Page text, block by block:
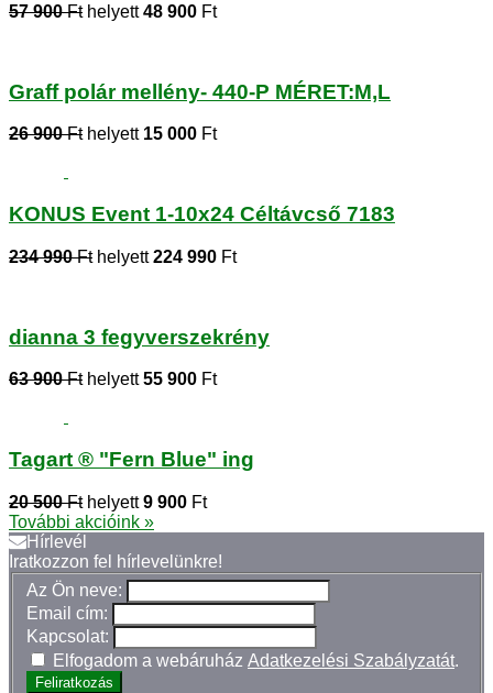
57 900 Fthelyett48 900 Ft
Graff polár mellény- 440-P MÉRET:M,L
26 900 Fthelyett 15 000 Ft
KONUS Event 1-10x24 Céltávcső 7183
234 990 Fthelyett224 990 Ft
dianna 3 fegyverszekrény
63 900 Fthelyett55 900 Ft
Tagart ® "Fern Blue" ing
20 500 Fthelyett9 900 Ft
További akcióink »
Hírlevél
Iratkozzon fel hírlevelünkre!
Az Ön neve:
Email cím:
Kapcsolat:
Elfogadom a webáruház Adatkezelési Szabályzatát.
Feliratkozás